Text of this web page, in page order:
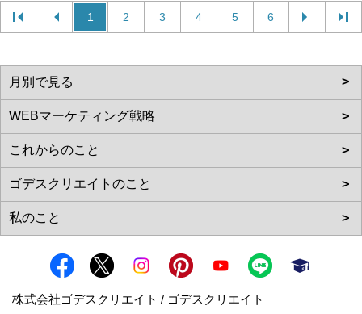
1 2 3 4 5 6
株式会社ゴデスクリエイト / ゴデスクリエイト